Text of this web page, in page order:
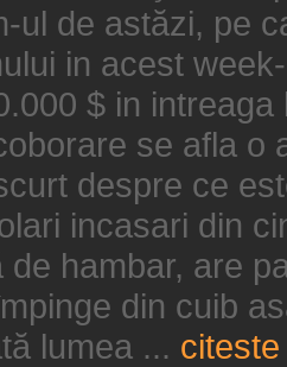
ul de astăzi, pe
in acest
$ in
se afla o
despre ce
incasari din
de hambar, are
din cuib
lumea ...